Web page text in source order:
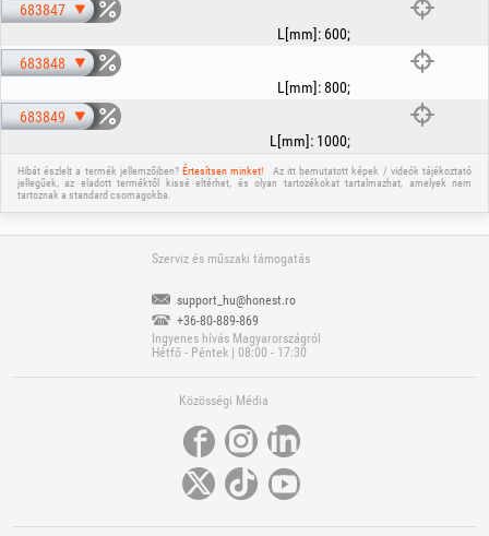
683847
L[mm]: 600;
683848
L[mm]:800;
683849
L[mm]: 1000;
Hibát észlelt a termék jellemzőiben?Értesítsen minket!
Az itt bemutatott képek / videók tájékoztató
jellegűek, az eladott terméktől kissé eltérhet, és olyan tartozékokat tartalmazhat, amelyek nem
tartoznak a standard csomagokba.
Szerviz és műszaki támogatás
support_hu@honest.ro
+36-80-889-869
Ingyenes hívás Magyarországról
Hétfő - Péntek | 08:00 - 17:30
Közösségi Média